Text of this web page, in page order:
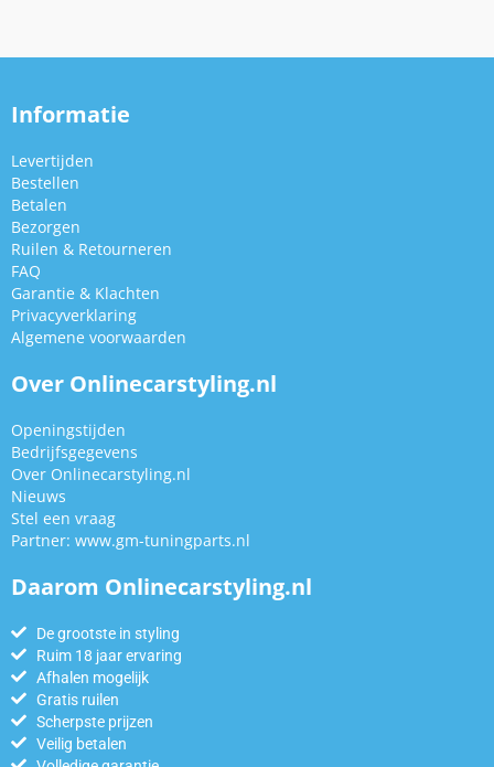
Informatie
Levertijden
Bestellen
Betalen
Bezorgen
Ruilen & Retourneren
FAQ
Garantie & Klachten
Privacyverklaring
Algemene voorwaarden
Over Onlinecarstyling.nl
Openingstijden
Bedrijfsgegevens
Over Onlinecarstyling.nl
Nieuws
Stel een vraag
Partner: www.gm-tuningparts.nl
Daarom Onlinecarstyling.nl
De grootste in styling
Ruim 18 jaar ervaring
Afhalen mogelijk
Gratis ruilen
Scherpste prijzen
Veilig betalen